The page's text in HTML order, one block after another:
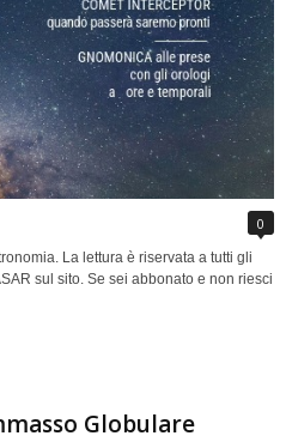
0
La lettura è riservata a tutti gli
sul sito. Se sei abbonato e non riesci
Globulare